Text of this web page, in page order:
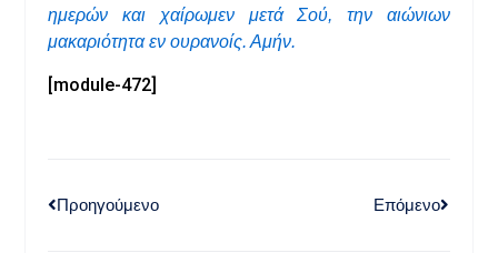
ημερών και χαίρωμεν μετά Σού, την αιώνιων
μακαριότητα εν ουρανοίς. Αμήν.
[module-472]
Προηγούμενο Επόμενο